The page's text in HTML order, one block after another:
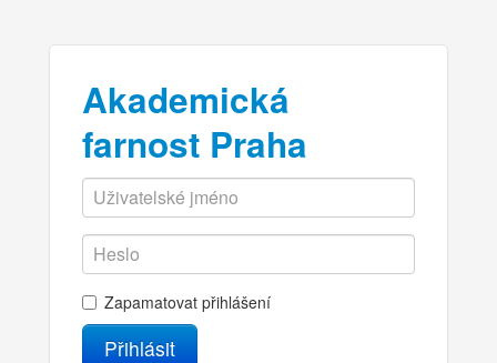
Akademická
farnost Praha
Zapamatovat přihlášení
Přihlásit